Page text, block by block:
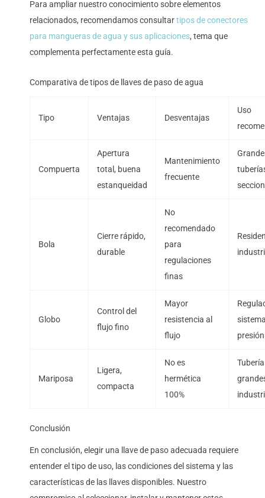
Para ampliar nuestro conocimiento sobre elementos
relacionados, recomendamos consultartipos de conectores
para mangueras de agua y sus aplicaciones, tema que
complementa perfectamente esta guía.
Comparativa de tipos de llaves de paso de agua
Tipo Ventajas Desventajas
Uso
Compuerta
Apertura
total, buena
estanqueidad
Mantenimiento
frecuente
Bola
Cierre rápido,
durable
No
recomendado
para
regulaciones
finas
Globo
Control del
flujo fino
Mayor
resistencia al
flujo
Mariposa
Ligera,
compacta
No es
hermética
100%
Conclusión
En conclusión, elegir una llave de paso adecuada requiere
entender el tipo de uso, las condiciones del sistema y las
características de las llaves disponibles. Nuestro